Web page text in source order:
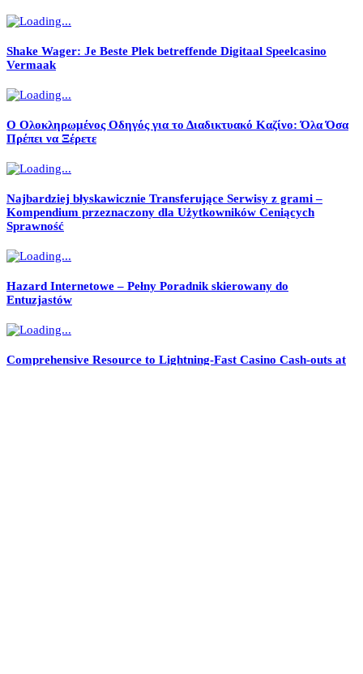
Shake Wager: Je Beste Plek betreffende Digitaal Speelcasino
Vermaak
Ο Ολοκληρωμένος Οδηγός για το Διαδικτυακό Καζίνο: Όλα Όσα
Πρέπει να Ξέρετε
Najbardziej błyskawicznie Transferujące Serwisy z grami –
Kompendium przeznaczony dla Użytkowników Ceniących
Sprawność
Hazard Internetowe – Pełny Poradnik skierowany do
Entuzjastów
Comprehensive Resource to Lightning-Fast Casino Cash-outs at